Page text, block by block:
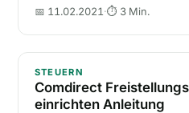
📅 11.02.2021·⏱ 3 Min.
Comdirect
STEUERN
Comdirect
einrichten Anleitung